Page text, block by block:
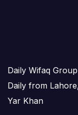
Daily Wifaq Group
Daily from
Yar Khan